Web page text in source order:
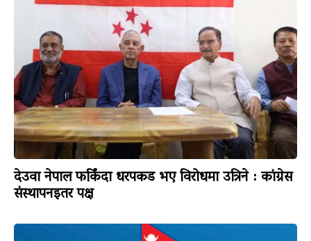
देउवा नेपाल फर्किंदा धरपकड भए विरोधमा उत्रिने : कांग्रेस
संस्थापनइतर पक्ष